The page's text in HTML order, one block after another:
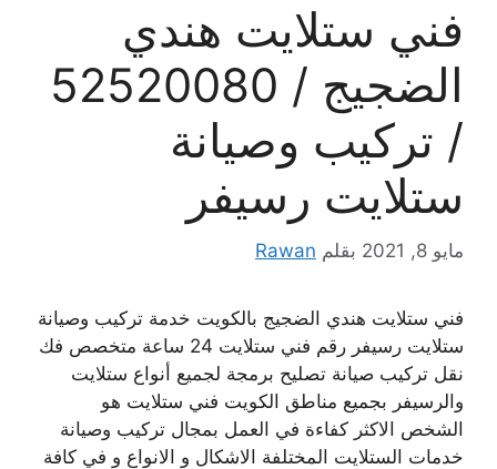
فني ستلايت هندي
الضجيج / 52520080
/ تركيب وصيانة
ستلايت رسيفر
مايو 8, 2021 بقلم Rawan
فني ستلايت هندي الضجيج بالكويت خدمة تركيب وصيانة
ستلايت رسيفر رقم فني ستلايت 24 ساعة متخصص فك
نقل تركيب صيانة تصليح برمجة لجميع أنواع ستلايت
والرسيفر بجميع مناطق الكويت فني ستلايت هو
الشخص الاكثر كفاءة في العمل بمجال تركيب وصيانة
خدمات الستلايت المختلفة الاشكال و الانواع و في كافة